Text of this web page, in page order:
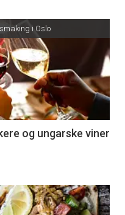
i Oslo
og ungarske viner